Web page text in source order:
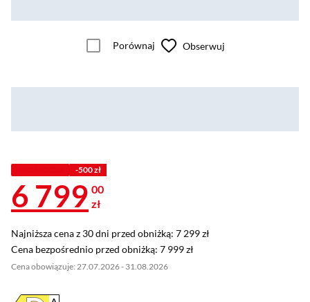
Porównaj Obserwuj
-500 zł
6 799 00
zł
Najniższa cena z 30 dni przed obniżką: 7 299 zł
Najniższa cena z 30 dni przed obniżką: 7 299 zł
Cena bezpośrednio przed obniżką: 7 999 zł
Cena bezpośrednio przed obniżką: 7 999 zł
Cena obowiązuje: 27.07.2026 - 31.08.2026